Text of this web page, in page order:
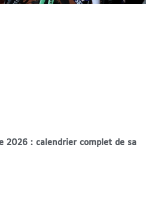
2026 : calendrier complet de sa